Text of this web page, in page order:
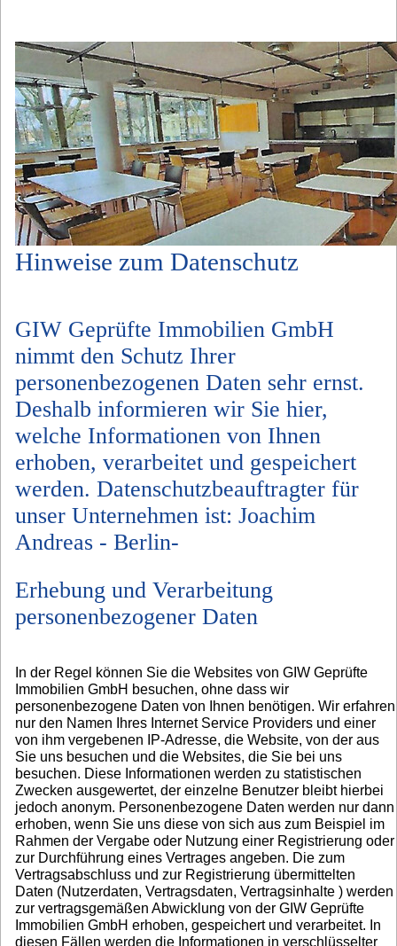
Hinweise zum Datenschutz
GIW Geprüfte Immobilien GmbH
nimmt den Schutz Ihrer
personenbezogenen Daten sehr ernst.
Deshalb informieren wir Sie hier,
welche Informationen von Ihnen
erhoben, verarbeitet und gespeichert
werden. Datenschutzbeauftragter für
unser Unternehmen ist: Joachim
Andreas - Berlin-
Erhebung und Verarbeitung
personenbezogener Daten
In der Regel können Sie die Websites von GIW Geprüfte
Immobilien GmbH besuchen, ohne dass wir
personenbezogene Daten von Ihnen benötigen. Wir erfahren
nur den Namen Ihres Internet Service Providers und einer
von ihm vergebenen IP-Adresse, die Website, von der aus
Sie uns besuchen und die Websites, die Sie bei uns
besuchen. Diese Informationen werden zu statistischen
Zwecken ausgewertet, der einzelne Benutzer bleibt hierbei
jedoch anonym. Personenbezogene Daten werden nur dann
erhoben, wenn Sie uns diese von sich aus zum Beispiel im
Rahmen der Vergabe oder Nutzung einer Registrierung oder
zur Durchführung eines Vertrages angeben. Die zum
Vertragsabschluss und zur Registrierung übermittelten
Daten (Nutzerdaten, Vertragsdaten, Vertragsinhalte ) werden
zur vertragsgemäßen Abwicklung von der GIW Geprüfte
Immobilien GmbH erhoben, gespeichert und verarbeitet. In
diesen Fällen werden die Informationen in verschlüsselter